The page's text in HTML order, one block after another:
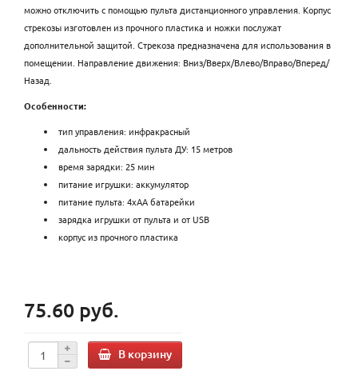
можно отключить с помощью пульта дистанционного управления. Корпус
стрекозы изготовлен из прочного пластика и ножки послужат
дополнительной защитой. Стрекоза предназначена для использования в
помещении. Направление движения: Вниз/Вверх/Влево/Вправо/Вперед/
Назад.
Особенности:
тип управления: инфракрасный
дальность действия пульта ДУ: 15 метров
время зарядки: 25 мин
питание игрушки: аккумулятор
питание пульта: 4хАА батарейки
зарядка игрушки от пульта и от USB
корпус из прочного пластика
75.60 руб.
В корзину